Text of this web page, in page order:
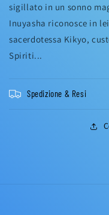
sigillato in un sonno
Inuyasha riconosce in
sacerdotessa Kikyo,
Spiriti...
Spedizione & Resi